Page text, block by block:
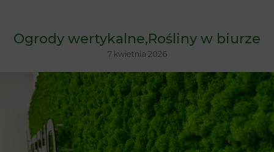
Ogrody wertykalne Rośliny w biurze
7 kwietnia 2026